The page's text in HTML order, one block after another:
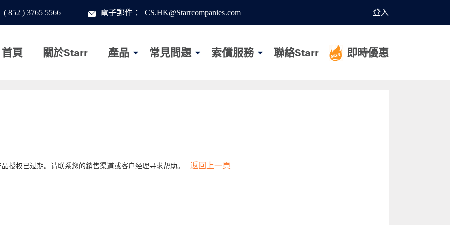
( 852 ) 3765 5566 電子郵件 ： CS.HK@Starrcompanies.com 登入
首頁 關於Starr 產品 常見問題 索償服務 聯絡Starr 即時優惠
品授权已过期。请联系您的銷售渠道或客户经理寻求帮助。 返回上一頁